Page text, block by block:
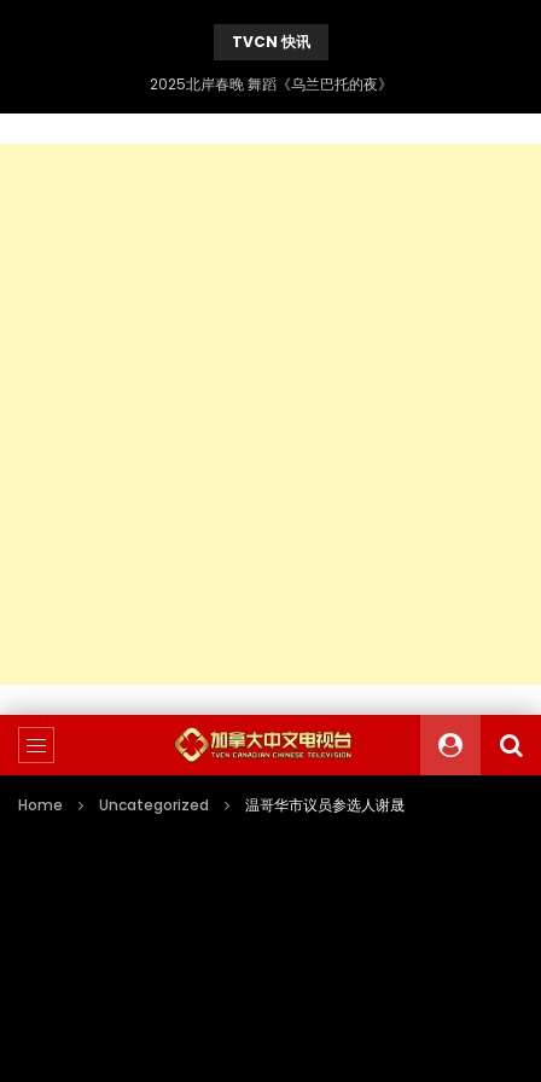
TVCN 快讯
2025北岸春晚 舞蹈《乌兰巴托的夜》
Home Uncategorized 温哥华市议员参选人谢晟